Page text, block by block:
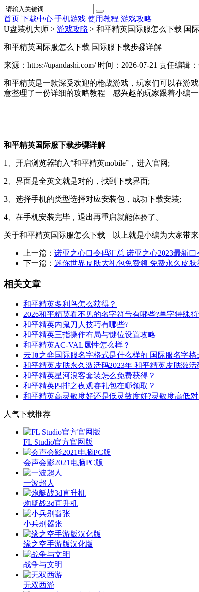
首页 下载中心 手机游戏 使用教程 游戏攻略
U盘装机大师 > 游戏攻略 > 和平精英国际服怎么下载 国
和平精英国际服怎么下载 国际服下载步骤详解
来源：https://upandashi.com/ 时间：2026-07-21 责任编辑：
和平精英是一款深受欢迎的枪战游戏，玩家们可以在游
意整理了一份详细的攻略教程，感兴趣的玩家跟着小编一
和平精英国际服下载步骤详解
1、开启浏览器输入“和平精英mobile”，进入官网;
2、界面是全英文就是对的，找到下载界面;
3、选择手机的类型选择对应安装包，成功下载安装;
4、在手机安装完毕，退出再重启就能体验了。
关于和平精英国际服怎么下载，以上就是小编为大家带
上一篇： 诺亚之心口令码汇总 诺亚之心2023最新口
下一篇： 迷你世界皮肤大礼包免费领 免费永久皮
相关文章
和平精英多利鸟怎么获得？
2026和平精英看不见的名字符号有哪些?单字特殊
和平精英内鬼刀人技巧有哪些?
和平精英三指操作布局与键位设置攻略
和平精英AC-VAL属性怎么样？
云顶之弈国际服名字格式是什么样的 国际服名字格
和平精英皮肤永久激活码2023年 和平精英皮肤激活
和平精英星河浪客套装怎么免费获得？
和平精英四排之夜观赛礼包在哪领取？
和平精英高灵敏度好还是低灵敏度好?灵敏度高低
人气下载推荐
FL Studio官方官网版
会声会影2021电脑PC版
一波超人
炮艇战3d直升机
小兵别嚣张
缘之空手游版汉化版
战争与文明
无双西游